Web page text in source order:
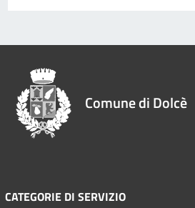
Comune di Dolcè
CATEGORIE DI SERVIZIO